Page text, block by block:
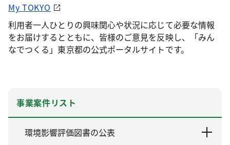
My TOKYO
利用者一人ひとりの興味関心や状況に応じて必要な情報
をお届けするとともに、皆様のご意見を反映し、「みん
なでつくる」東京都の公式ポータルサイトです。
事業案件リスト
環境影響評価図書の公表